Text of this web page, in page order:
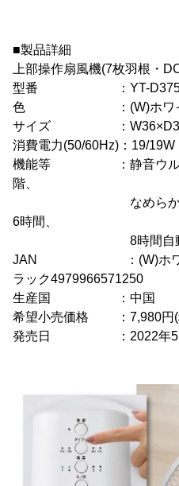
■製品詳細
上部操作扇風機(7枚羽根・
型番 ：YT-
色 ：(W)ホワイト
サイズ ：
消費電力(50/60Hz)：19/19W
機能等 ：静音ウルト
階、
なめらか微風の7
6時間、
8時間自動
JAN ：(W)ホワイト
ラック4979966571250
生産国 ：中国
希望小売価格 ：7,980円(
発売日 ：2022年5月